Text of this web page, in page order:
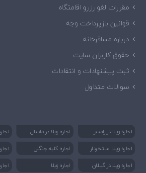
مقررات لغو رزرو اقامتگاه
قوانین بازپرداخت وجه
درباره مسافرخانه
حقوق کاربران سایت
ثبت پیشنهادات و انتقادات
سوالات متداول
اجاره ویلا در رامسر اجاره ویلا در ماسال
اجاره ویلا استخردار
اجاره کلبه جنگلی
اجاره ویلا در گیلان
اجاره ویلا